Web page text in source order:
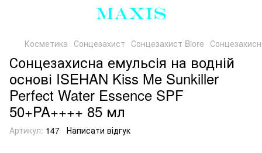
Косметика Сонцезахист Сонцезахист Biore
Сонцезахисна емульсія на водній
основі ISEHAN Kiss Me Sunkiller
Perfect Water Essence SPF
50+PA++++ 85 мл
Артикул: 147 Написати відгук